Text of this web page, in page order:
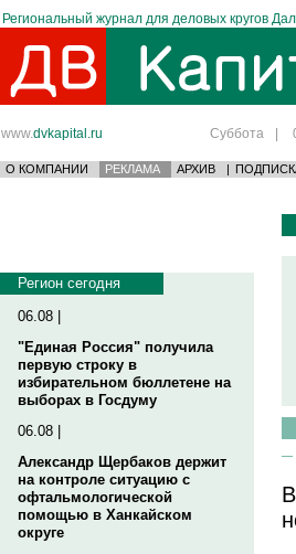
Региональный журнал для деловых кругов
www.dvkapital.ru Суббота |
О КОМПАНИИ РЕКЛАМА АРХИВ |
Регион сегодня
06.08 |
"Единая Россия" получила
первую строку в
избирательном бюллетене на
выборах в Госдуму
06.08 |
Александр Щербаков держит
на контроле ситуацию с
офтальмологической
помощью в Ханкайском
округе